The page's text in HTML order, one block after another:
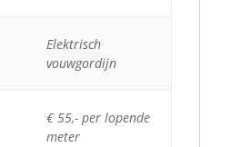
Elektrisch
vouwgordijn
€ 55,- per lopende
meter